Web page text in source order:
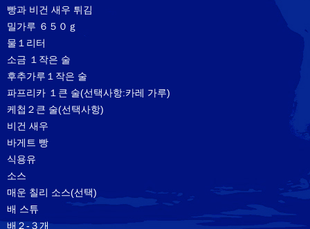
빵과 비건 새우 튀김
밀가루 ６５０ｇ
물１리터
소금 １작은 술
후추가루１작은 술
파프리카 １큰 술(선택사항:카레 가루)
케첩２큰 술(선택사항)
비건 새우
바게트 빵
식용유
소스
매운 칠리 소스(선택)
배 스튜
배２-３개